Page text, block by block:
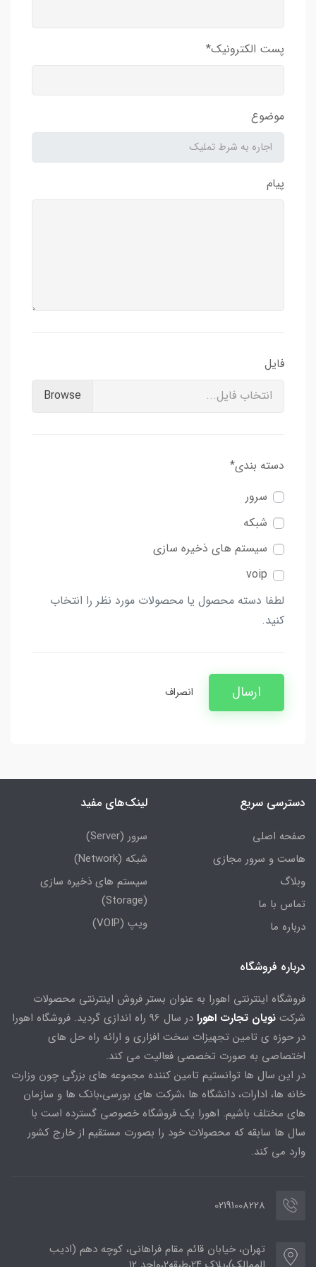
پست الکترونیک*
موضوع
پیام
فایل
انتخاب فایل...
دسته بندی*
سرور
شبکه
سیستم های ذخیره سازی
voip
لطفا دسته محصول یا محصولات مورد نظر را انتخاب
کنید.
ارسال انصراف
دسترسی سریع
صفحه اصلی
هاست و سرور مجازی
وبلاگ
تماس با ما
درباره ما
لینک‌های مفید
سرور (Server)
شبکه (Network)
سیستم های ذخیره سازی
(Storage)
ویپ (VOIP)
درباره فروشگاه
فروشگاه اینترنتی اهورا به عنوان بستر فروش اینترنتی محصولات
شرکت نویان تجارت اهورا
در سال 96 راه اندازی گردید. فروشگاه اهورا
در حوزه ی تامین تجهیزات سخت افزاری و ارائه راه حل های
اختصاصی به صورت تخصصی فعالیت می کند.
در این سال ها توانستیم تامین کننده مجموعه های بزرگی چون وزارت
خانه ها، ادارات، دانشگاه ها ،شرکت های بورسی،بانک ها و سازمان
های مختلف باشیم. اهورا یک فروشگاه خصوصی گسترده است با
سال ها سابقه که محصولات خود را بصورت مستقیم از خارج کشور
وارد می کند.
02191008228
تهران، خیابان قائم مقام فراهانی، کوچه دهم (ادیب